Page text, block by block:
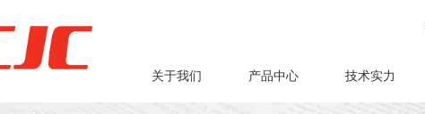
关于我们 产品中心 技术实力